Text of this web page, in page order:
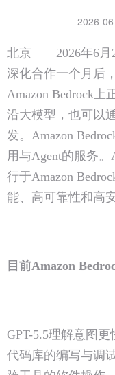
2026-
北京——2026年6月
深化合作一个月后
Amazon Bedrock上
沿大模型，也可以
发。Amazon
用与Agent的服务。
行于Amazon
能、高可靠性和高
目前Amazon
GPT-5.5理解意图
代码库的编写与调